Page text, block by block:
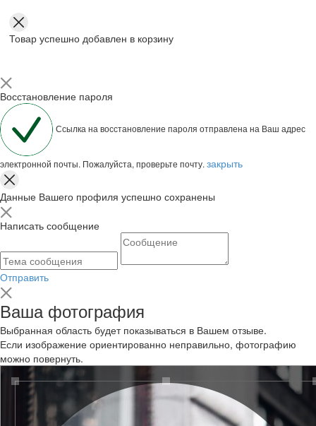
Товар успешно добавлен в корзину
Восстановление пароля
Ссылка на восстановление пароля отправлена на Ваш адрес
электронной почты. Пожалуйста, проверьте почту. закрыть
Данные Вашего профиля успешно сохранены
Написать сообщение
Отправить
Ваша фотография
Выбранная область будет показываться в Вашем отзыве.
Если изображение ориентированно неправильно, фотографию
можно повернуть.